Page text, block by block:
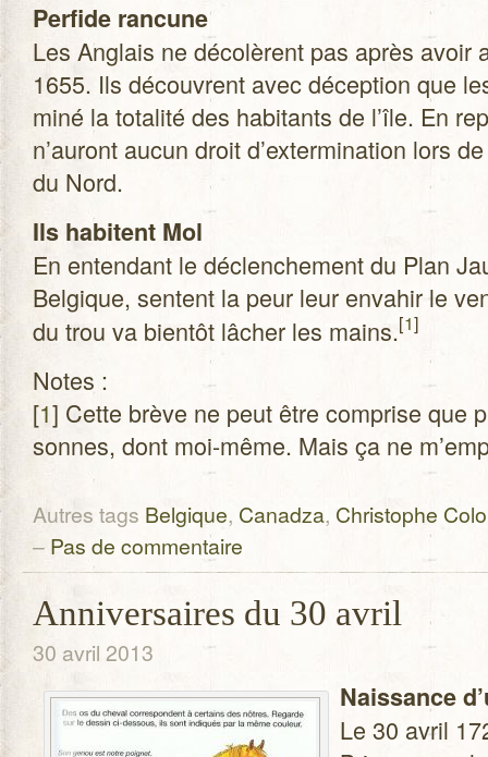
Per­fide ran­cune
Les Anglais ne déco­lèrent pas après avoir
1655. Ils découvrent avec décep­tion que
miné la tota­lité des habi­tants de l’île. En
n’auront aucun droit d’extermination lors
du Nord.
Ils habitent Mol
En enten­dant le déclen­che­ment du Plan
Bel­gique, sentent la peur leur enva­hir le
du trou va bien­tôt lâcher les mains.[1]
Notes :
[1] Cette brève ne peut être com­prise que
sonnes, dont moi-même. Mais ça ne
Autres tags Belgique, Canadza, Christophe
– Pas de commentaire
Anniversaires du 30 avril
30 avril 2013
Nais­sance
Le 30 avril